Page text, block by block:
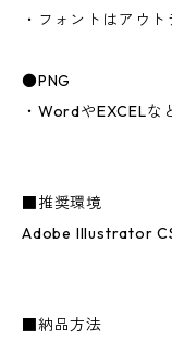
・フォントはアウト
●PNG
・WordやEXCELな
■推奨環境
Adobe Illustrator
■納品方法